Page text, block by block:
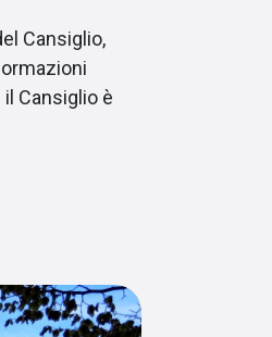
Cansiglio,
il Cansiglio è